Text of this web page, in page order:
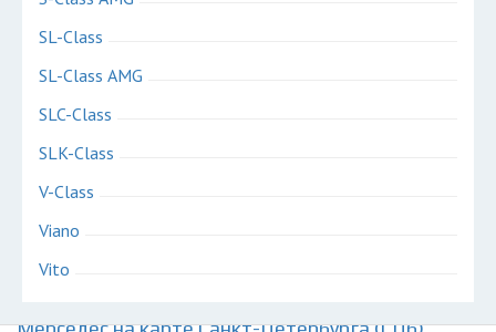
SL-Class
SL-Class AMG
SLC-Class
SLK-Class
V-Class
Viano
Vito